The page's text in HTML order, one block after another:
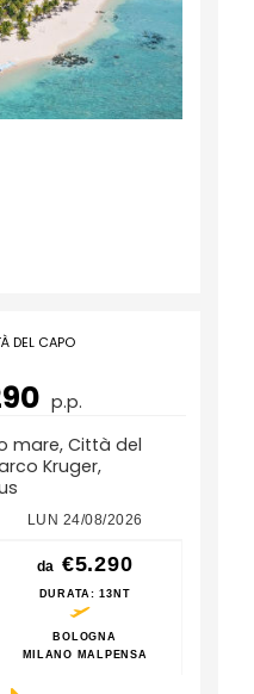
DEL CAPO
p.p.
mare, Città del
Kruger,
LUN 24/08/2026
da €5.290
DURATA: 13NT
BOLOGNA
MILANO MALPENSA